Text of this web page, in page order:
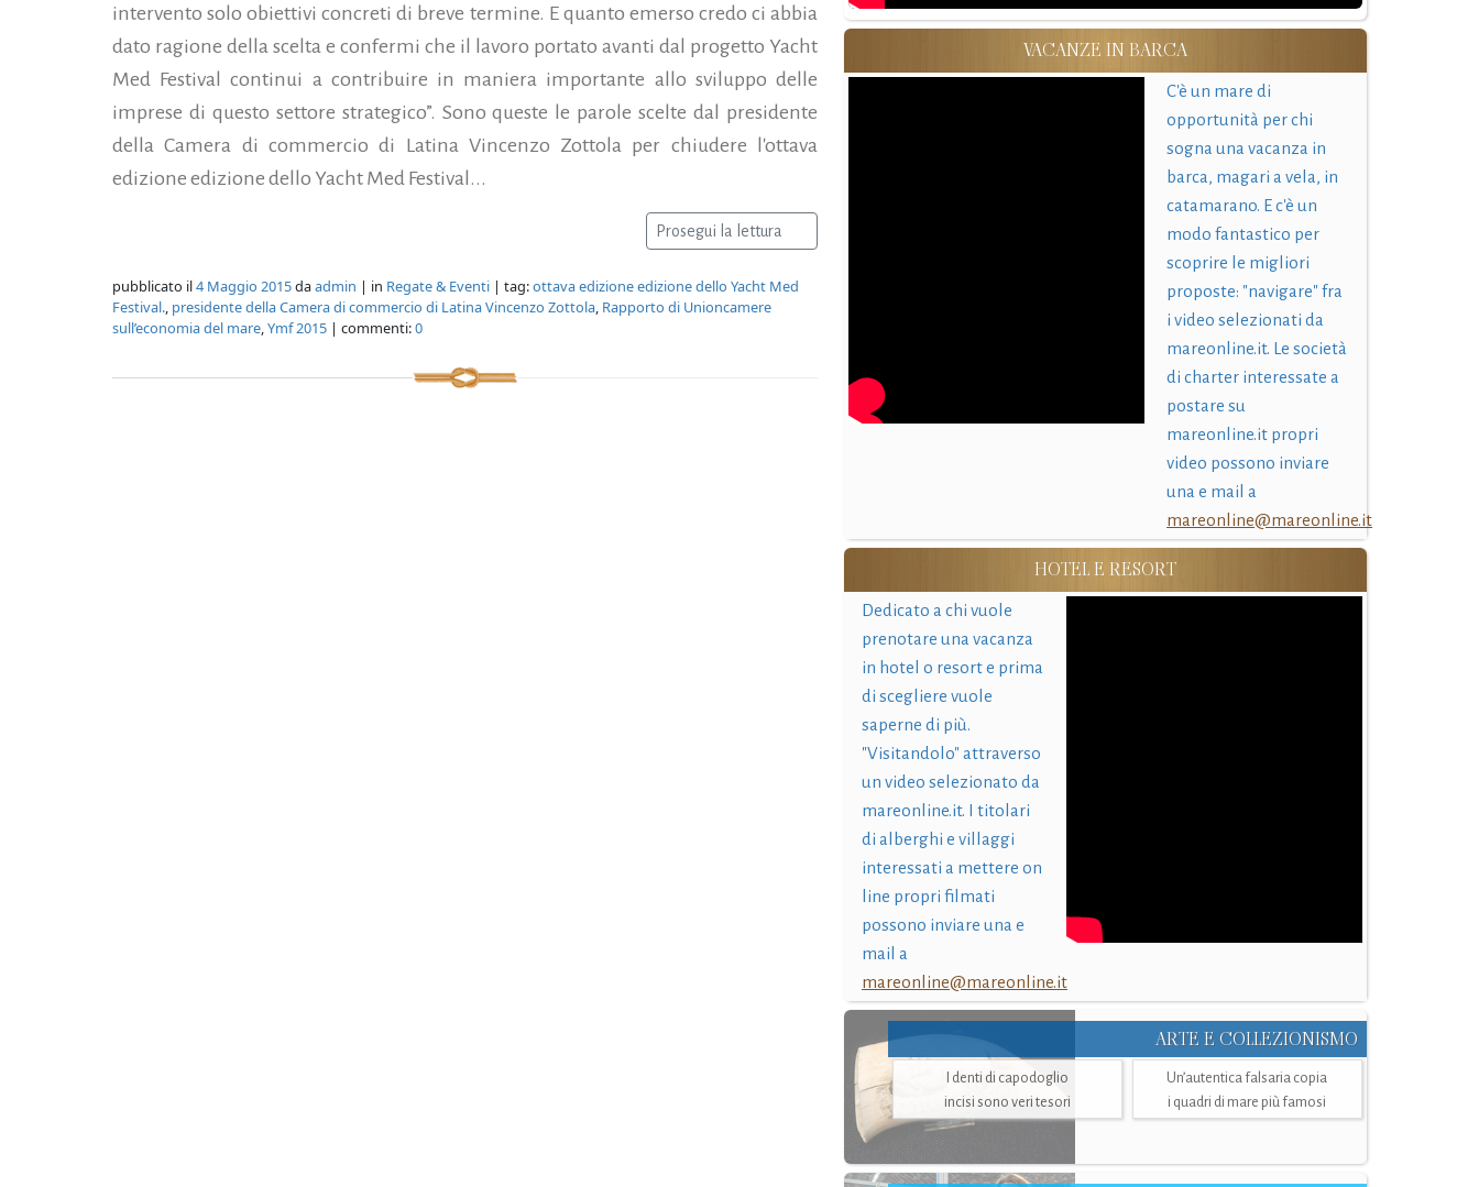
intervento solo obiettivi concreti di breve termine. E quanto emerso credo ci abbia
dato ragione della scelta e confermi che il lavoro portato avanti dal progetto Yacht
Med Festival continui a contribuire in maniera importante allo sviluppo delle
imprese di questo settore strategico”. Sono queste le parole scelte dal presidente
della Camera di commercio di Latina Vincenzo Zottola per chiudere l'ottava
edizione edizione dello Yacht Med Festival...
Prosegui la lettura
pubblicato il4 Maggio 2015daadmin | in Regate & Eventi | tag:ottava edizione edizione dello Yacht Med
Festival., presidente della Camera di commercio di Latina Vincenzo Zottola, Rapporto di Unioncamere
sull’economia del mare,Ymf 2015 | commenti:0
VACANZE IN BARCA
C'è un mare di
opportunità per chi
sogna una vacanza in
barca, magari a vela, in
catamarano. E c'è un
modo fantastico per
scoprire le migliori
proposte: "navigare" fra
i video selezionati da
mareonline.it. Le società
di charter interessate a
postare su
mareonline.it propri
video possono inviare
una e mail a
mareonline@mareonline.it
HOTEL E RESORT
Dedicato a chi vuole
prenotare una vacanza
in hotel o resort e prima
di scegliere vuole
saperne di più.
"Visitandolo" attraverso
un video selezionato da
mareonline.it. I titolari
di alberghi e villaggi
interessati a mettere on
line propri filmati
possono inviare una e
mail a
mareonline@mareonline.it
ARTE E COLLEZIONISMO
I denti di capodoglio
incisi sono veri tesori
Un’autentica falsaria copia
i quadri di mare più famosi